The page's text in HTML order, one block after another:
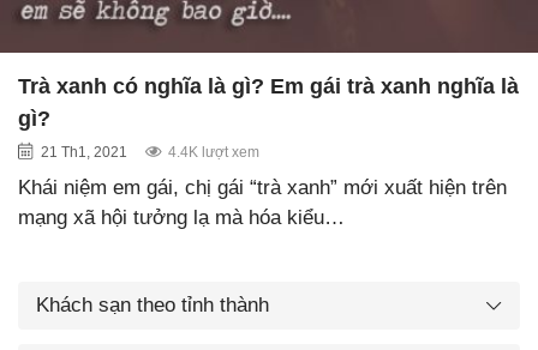
Trà xanh có nghĩa là gì? Em gái trà xanh nghĩa là
gì?
21 Th1, 2021 4.4K lượt xem
Khái niệm em gái, chị gái “trà xanh” mới xuất hiện trên
mạng xã hội tưởng lạ mà hóa kiểu…
Khách sạn theo tỉnh thành